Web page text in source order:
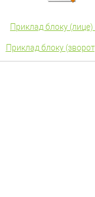
Приклад блоку (лице)
Приклад блоку